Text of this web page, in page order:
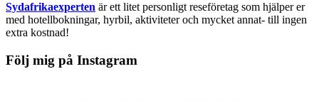
Sydafrikaexperten är ett litet personligt reseföretag som hjälper er
med hotellbokningar, hyrbil, aktiviteter och mycket annat- till ingen
extra kostnad!
Följ mig på Instagram